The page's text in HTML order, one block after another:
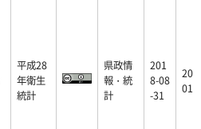
平成28
年衛生
統計
県政情
報・統
計
201
8-08
-31
01-